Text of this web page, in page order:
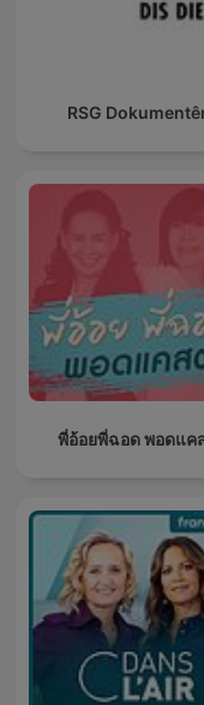
RSG
พี่อ้อยพี่ฉอด พอดแค